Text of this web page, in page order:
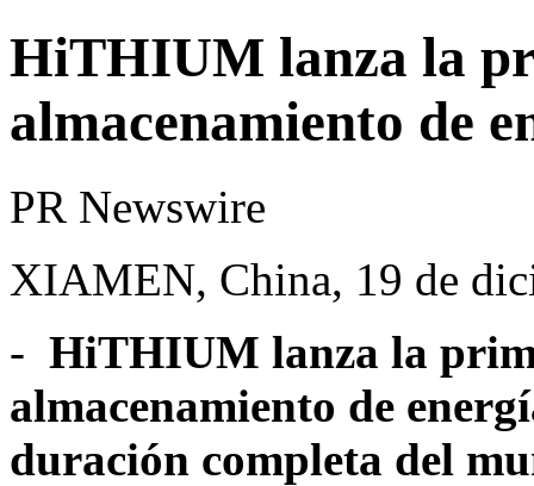
HiTHIUM lanza la
almacenamiento de
PR Newswire
XIAMEN, China, 19 de
- HiTHIUM lanza la
almacenamiento de
duración completa del